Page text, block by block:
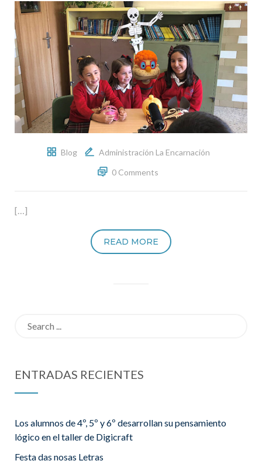
Blog
Administración La Encarnación
0 Comments
[…]
READ MORE
ENTRADAS RECIENTES
Los alumnos de 4º, 5º y 6º desarrollan su pensamiento
lógico en el taller de Digicraft
Festa das nosas Letras